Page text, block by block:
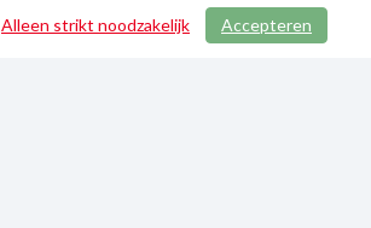
/ 781
Accepteren
Alleen strikt noodzakelijk